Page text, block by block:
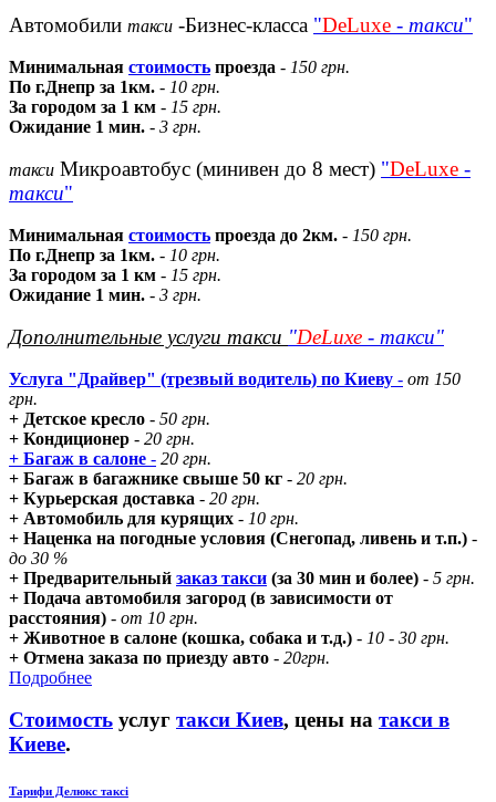
Автомобили такси -Бизнес-класса "DeLuxe - такси"
Минимальная стоимость проезда - 150 грн.
По г.Днепр за 1км. - 10 грн.
За городом за 1 км - 15 грн.
Ожидание 1 мин. - 3 грн.
такси Микроавтобус (минивен до 8 мест) "DeLuxe -
такси"
Минимальная стоимость проезда до 2км. - 150 грн.
По г.Днепр за 1км. - 10 грн.
За городом за 1 км - 15 грн.
Ожидание 1 мин. - 3 грн.
Дополнительные услуги такси "DeLuxe - такси"
Услуга "Драйвер" (трезвый водитель) по Киеву - от 150
грн.
+ Детское кресло - 50 грн.
+ Кондиционер - 20 грн.
+ Багаж в салоне - 20 грн.
+ Багаж в багажнике свыше 50 кг - 20 грн.
+ Курьерская доставка - 20 грн.
+ Автомобиль для курящих - 10 грн.
+ Наценка на погодные условия (Снегопад, ливень и т.п.) -
до 30 %
+ Предварительный заказ такси (за 30 мин и более) - 5 грн.
+ Подача автомобиля загород (в зависимости от
расстояния) - от 10 грн.
+ Животное в салоне (кошка, собака и т.д.) - 10 - 30 грн.
+ Отмена заказа по приезду авто - 20грн.
Подробнее
Стоимость услуг такси Киев, цены на такси в
Киеве.
Тарифи Делюкс таксі